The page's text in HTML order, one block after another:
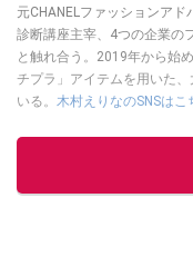
元CHANELファッションア
診断講座主宰、4つの企業の
と触れ合う。2019年から始
チプラ」アイテムを用いた
いる。 木村えりなのSNSはこ